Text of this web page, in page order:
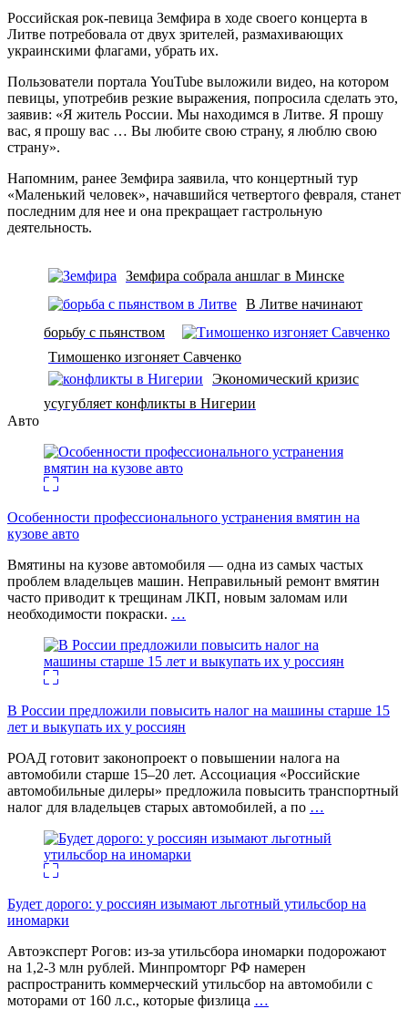
Российская рок-певица Земфира в ходе своего концерта в
Литве потребовала от двух зрителей, размахивающих
украинскими флагами, убрать их.
Пользователи портала YouTube выложили видео, на котором
певицы, употребив резкие выражения, попросила сделать это,
заявив: «Я житель России. Мы находимся в Литве. Я прошу
вас, я прошу вас … Вы любите свою страну, я люблю свою
страну».
Напомним, ранее Земфира заявила, что концертный тур
«Маленький человек», начавшийся четвертого февраля, станет
последним для нее и она прекращает гастрольную
деятельность.
Земфира собрала аншлаг в Минске
В Литве начинают
борьбу с пьянством
Тимошенко изгоняет Савченко
Экономический кризис
усугубляет конфликты в Нигерии
Авто
Особенности профессионального устранения вмятин на
кузове авто
Вмятины на кузове автомобиля — одна из самых частых
проблем владельцев машин. Неправильный ремонт вмятин
часто приводит к трещинам ЛКП, новым заломам или
необходимости покраски. …
В России предложили повысить налог на машины старше 15
лет и выкупать их у россиян
РОАД готовит законопроект о повышении налога на
автомобили старше 15–20 лет. Ассоциация «Российские
автомобильные дилеры» предложила повысить транспортный
налог для владельцев старых автомобилей, а по …
Будет дорого: у россиян изымают льготный утильсбор на
иномарки
Автоэксперт Рогов: из-за утильсбора иномарки подорожают
на 1,2-3 млн рублей. Минпромторг РФ намерен
распространить коммерческий утильсбор на автомобили с
моторами от 160 л.с., которые физлица …